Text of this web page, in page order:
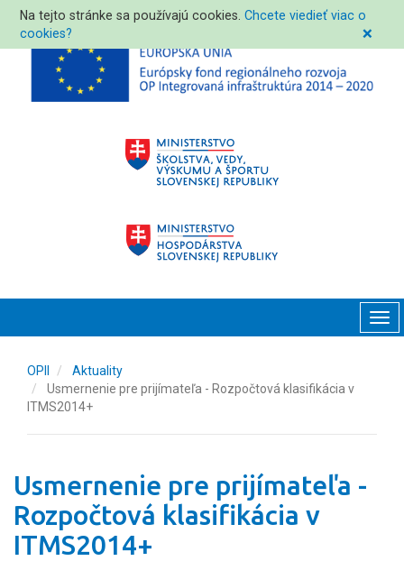
Na tejto stránke sa používajú cookies.Chcete viedieť viac o
cookies?
❌
OPII
Aktuality
Usmernenie pre prijímateľa - Rozpočtová klasifikácia v
ITMS2014+
Usmernenie pre prijímateľa -
Rozpočtová klasifikácia v
ITMS2014+